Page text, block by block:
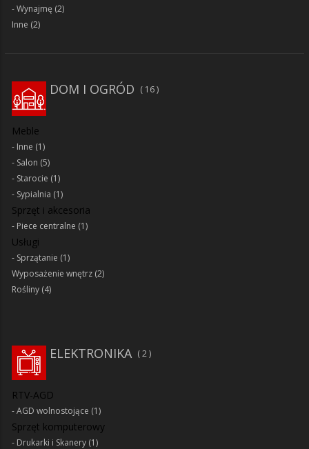
Wynajmę (2)
Inne (2)
DOM I OGRÓD 16
Meble
Inne (1)
Salon (5)
Starocie (1)
Sypialnia (1)
Sprzęt i akcesoria
Piece centralne (1)
Usługi
Sprzątanie (1)
Wyposażenie wnętrz (2)
Rośliny (4)
2
ELEKTRONIKA
RTV-AGD
AGD wolnostojące (1)
Sprzęt komputerowy
Drukarki i Skanery (1)